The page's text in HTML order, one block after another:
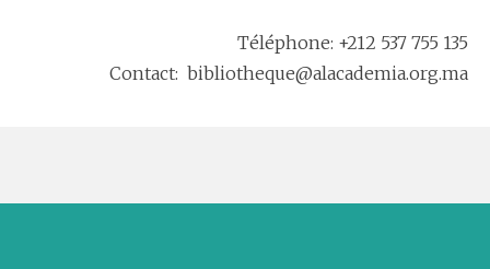
Téléphone: +212 537 755 135
Contact: bibliotheque@alacademia.org.ma